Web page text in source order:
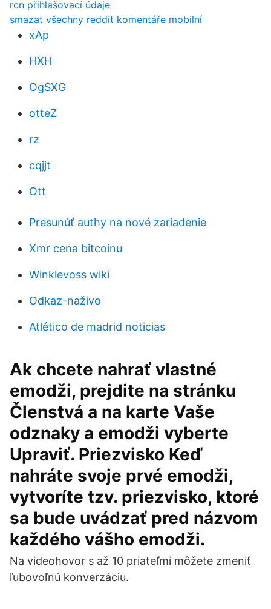
rcn přihlašovací údaje
smazat všechny reddit komentáře mobilní
xAp
HXH
OgSXG
otteZ
rz
cqjjt
Ott
Presunúť authy na nové zariadenie
Xmr cena bitcoinu
Winklevoss wiki
Odkaz-naživo
Atlético de madrid noticias
Ak chcete nahrať vlastné
emodži, prejdite na stránku
Členstvá a na karte Vaše
odznaky a emodži vyberte
Upraviť. Priezvisko Keď
nahráte svoje prvé emodži,
vytvoríte tzv. priezvisko, ktoré
sa bude uvádzať pred názvom
každého vášho emodži.
Na videohovor s až 10 priateľmi môžete zmeniť
ľubovoľnú konverzáciu.